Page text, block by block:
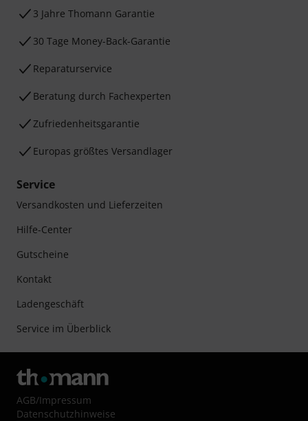
3 Jahre Thomann Garantie
30 Tage Money-Back-Garantie
Reparaturservice
Beratung durch Fachexperten
Zufriedenheitsgarantie
Europas größtes Versandlager
Service
Versandkosten und Lieferzeiten
Hilfe-Center
Gutscheine
Kontakt
Ladengeschäft
Service im Überblick
AGB/Impressum
Datenschutzhinweise